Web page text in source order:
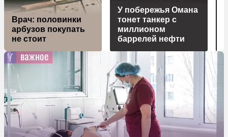
Врач: половинки
арбузов покупать
не стоит
У побережья Омана
тонет танкер с
миллионом
баррелей нефти
важное